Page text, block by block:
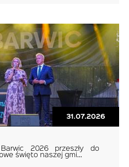
31.07.2026
2026 przeszły do
święto naszej gmi…